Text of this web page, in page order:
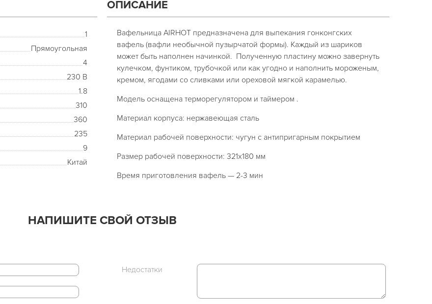
1
Прямоугольная
4
230 В
1.8
310
360
235
9
Китай
ОПИСАНИЕ
Вафельница AIRHOT предназначена для выпекания гонконгских
вафель (вафли необычной пузырчатой формы). Каждый из шариков
может быть наполнен начинкой. Полученную пластину можно завернуть
кулечком, фунтиком, трубочкой или как угодно и наполнить мороженым,
кремом, ягодами со сливками или ореховой мягкой карамелью.
Модель оснащена терморегулятором и таймером .
Материал корпуса: нержавеющая сталь
Материал рабочей поверхности: чугун с антипригарным покрытием
Размер рабочей поверхности: 321х180 мм
Время приготовления вафель — 2-3 мин
НАПИШИТЕ СВОЙ ОТЗЫВ
Недостатки